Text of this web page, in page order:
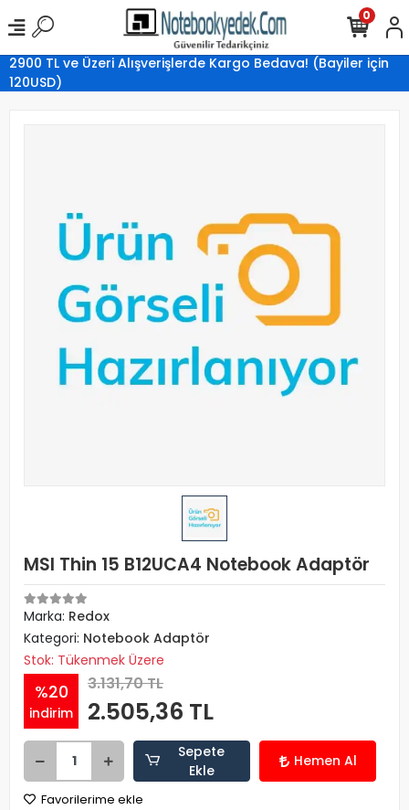
2900 TL ve Üzeri Alışverişlerde Kargo Bedava! (Bayiler için
120USD)
0
MSI Thin 15 B12UCA4 Notebook Adaptör
Marka: Redox
Kategori: Notebook Adaptör
Stok: Tükenmek Üzere
%20
indirim
3.131,70 TL
2.505,36 TL
Sepete
Ekle
Hemen Al
Favorilerime ekle